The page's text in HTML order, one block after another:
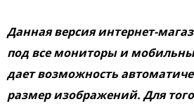
Данная версия интернет-
под все мониторы и
дает возможность
размер изображений. Для